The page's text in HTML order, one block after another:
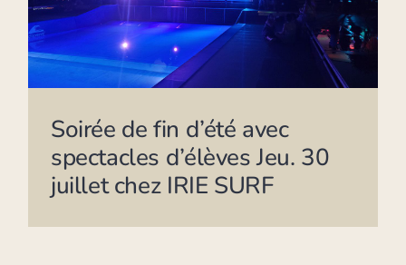
Soirée de fin d’été avec
spectacles d’élèves Jeu. 30
juillet chez IRIE SURF